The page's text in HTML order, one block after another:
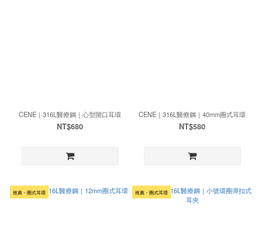
CENE｜316L醫療鋼｜心型開口耳環
NT$680
CENE｜316L醫療鋼｜40mm圈式耳環
NT$580
推薦・圈式耳環 推薦・圈式耳環